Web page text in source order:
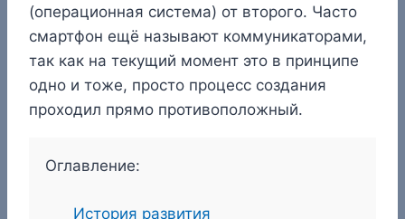
(операционная система) от второго. Часто
смартфон ещё называют коммуникаторами,
так как на текущий момент это в принципе
одно и тоже, просто процесс создания
проходил прямо противоположный.
Оглавление:
История развития